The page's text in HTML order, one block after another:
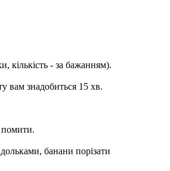
кількість - за бажанням).
вам знадобиться 15 хв.
помити.
банани порізати